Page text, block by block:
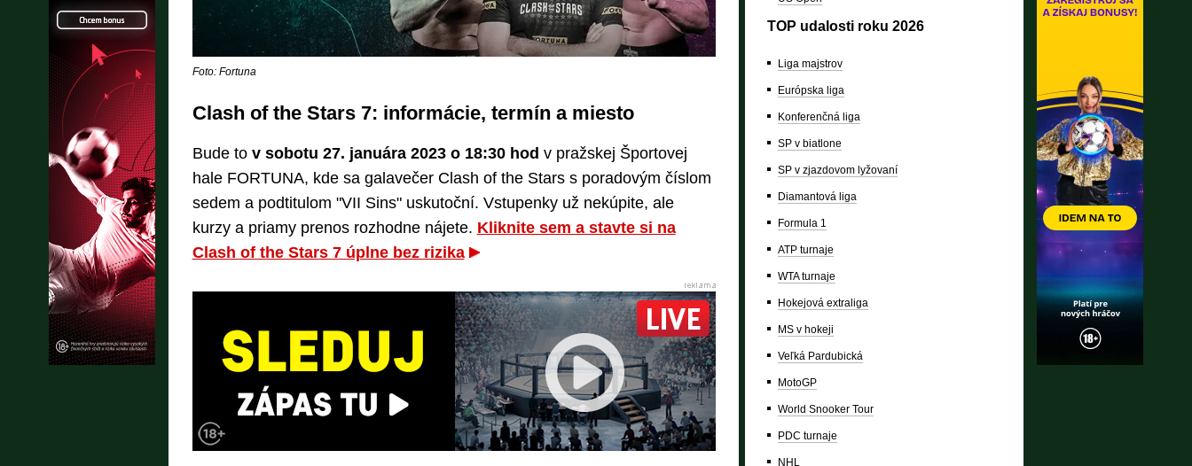
Foto: Fortuna
Clash of the Stars 7: informácie, termín a miesto
Bude to v sobotu 27. januára 2023 o 18:30 hod v pražskej Športovej
hale FORTUNA, kde sa galavečer Clash of the Stars s poradovým číslom
sedem a podtitulom "VII Sins" uskutoční. Vstupenky už nekúpite, ale
kurzy a priamy prenos rozhodne nájete. Kliknite sem a stavte si na
Clash of the Stars 7 úplne bez rizika
TOP udalosti roku 2026
Liga majstrov
Európska liga
Konferenčná liga
SP v biatlone
SP v zjazdovom lyžovaní
Diamantová liga
Formula 1
ATP turnaje
WTA turnaje
Hokejová extraliga
MS v hokeji
Veľká Pardubická
MotoGP
World Snooker Tour
PDC turnaje
NHL